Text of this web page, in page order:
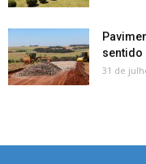
sentido
31 de